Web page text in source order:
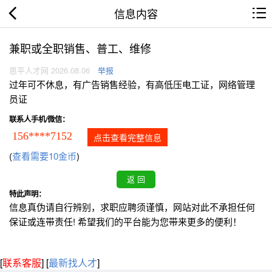
信息内容
兼职或全职销售、普工、维修
恩平人才网 2026.08.06 举报
过年可不休息，有广告销售经验，有高低压电工证，网络管理
员证
联系人手机/微信：
156****7152 点击查看完整信息
(查看需要10金币)
特此声明：
信息真伪请自行辨别，求职应聘须谨慎，网站对此不承担任何
保证或连带责任! 希望我们的平台能为您带来更多的便利！
[联系客服] [最新找人才]